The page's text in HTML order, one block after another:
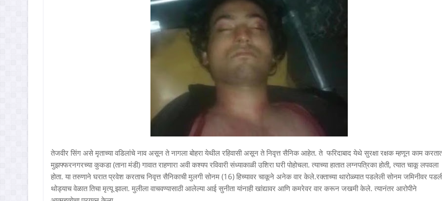
तेजवीर सिंग असे मृताच्या वडिलांचे नाव असून ते नागला बोहरा येथील रहिवासी असून ते निवृत्त सैनिक आहेत. ते फरिदाबाद येथे सुरक्षा रक्षक म्हणून काम
मुझफ्फरनगरच्या कुकडा (ताना मंडी) गावात राहणारा अवी कश्यप रविवारी संध्याकाळी उशिरा घरी पोहोचला. त्याच्या हातात लग्नपत्रिका होती, त्यात चाकू लपवला
होता. या तरुणाने घरात प्रवेश करताच निवृत्त सैनिकाची मुलगी सोनम (16) हिच्यावर चाकूने अनेक वार केले.रक्ताच्या थारोळ्यात पडलेली सोनम जमिनीवर
थोड्याच वेळात तिचा मृत्यू झाला. मुलीला वाचवण्यासाठी आलेल्या आई सुनीता यांनाही खांद्यावर आणि कमरेवर वार करून जखमी केले. त्यानंतर आरोपीने